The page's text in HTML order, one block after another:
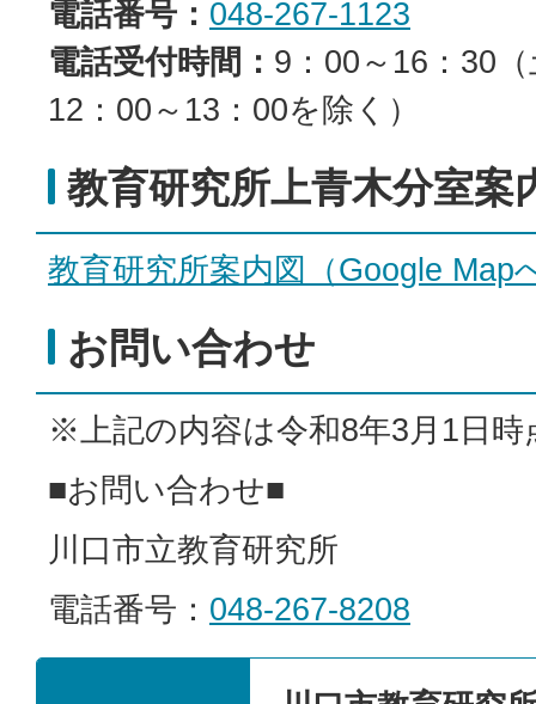
電話番号： 048-267-1123
電話受付時間： 9：00～16：30
12：00～13：00を除く）
教育研究所上青木分室案
教育研究所案内図（Google Map
お問い合わせ
※上記の内容は令和8年3月1日時
■お問い合わせ■
川口市立教育研究所
電話番号： 048-267-8208